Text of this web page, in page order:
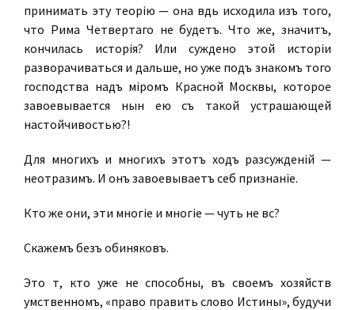
принимать эту теорію — она вѣдь исходила изъ того,
что Рима Четвертаго не будетъ. Что же, значитъ,
кончилась исторія? Или суждено этой исторіи
разворачиваться и дальше, но уже подъ знакомъ того
господства надъ міромъ Красной Москвы, которое
завоевывается нынѣ ею съ такой устрашающей
настойчивостью?!
Для многихъ и многихъ этотъ ходъ разсужденій —
неотразимъ. И онъ завоевываетъ себѣ признаніе.
Кто же они, эти многіе и многіе — чуть не всѣ?
Скажемъ безъ обиняковъ.
Это тѣ, кто уже не способны, въ своемъ хозяйствѣ
умственномъ, «право править слово Истины», будучи